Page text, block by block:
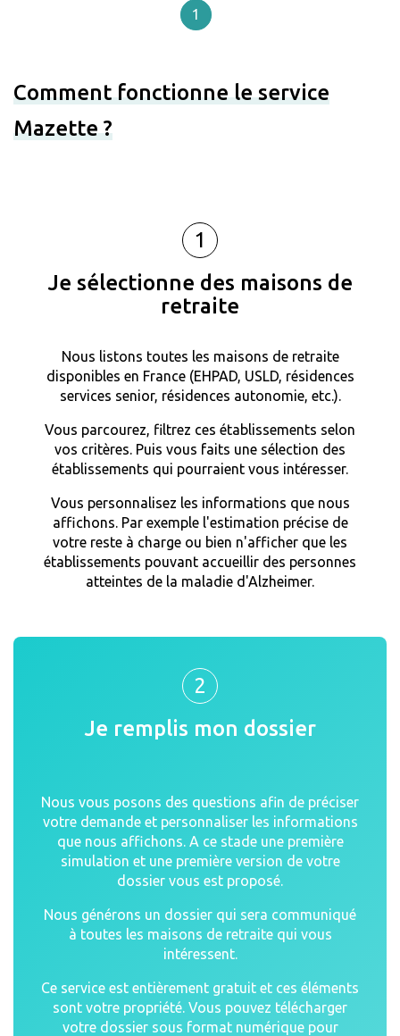
1
Comment fonctionne le service
Mazette ?
1
Je sélectionne des maisons de
retraite
Nous listons toutes les maisons de retraite
disponibles en France (EHPAD, USLD, résidences
services senior, résidences autonomie, etc.).
Vous parcourez, filtrez ces établissements selon
vos critères. Puis vous faits une sélection des
établissements qui pourraient vous intéresser.
Vous personnalisez les informations que nous
affichons. Par exemple l'estimation précise de
votre reste à charge ou bien n'afficher que les
établissements pouvant accueillir des personnes
atteintes de la maladie d'Alzheimer.
2
Je remplis mon dossier
Nous vous posons des questions afin de préciser
votre demande et personnaliser les informations
que nous affichons. A ce stade une première
simulation et une première version de votre
dossier vous est proposé.
Nous générons un dossier qui sera communiqué
à toutes les maisons de retraite qui vous
intéressent.
Ce service est entièrement gratuit et ces éléments
sont votre propriété. Vous pouvez télécharger
votre dossier sous format numérique pour